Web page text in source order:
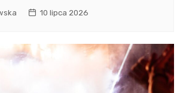
10 lipca 2026